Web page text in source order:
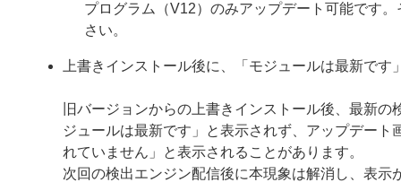
プログラム（V12）のみアップデート可能です
さい。
上書きインストール後に、「モジュールは最新です
旧バージョンからの上書きインストール後、最新
ジュールは最新です」と表示されず、アップデー
れていません」と表示されることがあります。
次回の検出エンジン配信後に本現象は解消し、表示